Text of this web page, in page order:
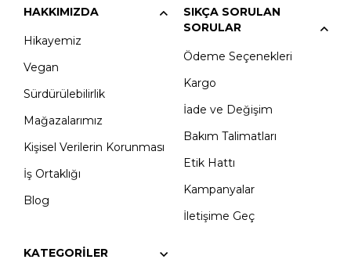
HAKKIMIZDA
Hikayemiz
Vegan
Sürdürülebilirlik
Mağazalarımız
Kişisel Verilerin Korunması
İş Ortaklığı
Blog
SIKÇA SORULAN
SORULAR
Ödeme Seçenekleri
Kargo
İade ve Değişim
Bakım Talimatları
Etik Hattı
Kampanyalar
İletişime Geç
KATEGORILER